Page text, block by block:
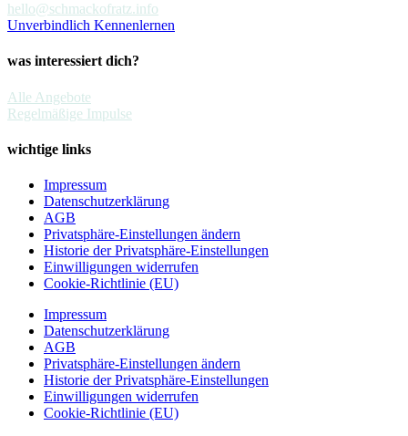
hello@schmackofratz.info
Unverbindlich Kennenlernen
was interessiert dich?
Alle Angebote
Regelmäßige Impulse
wichtige links
Impressum
Datenschutzerklärung
AGB
Privatsphäre-Einstellungen ändern
Historie der Privatsphäre-Einstellungen
Einwilligungen widerrufen
Cookie-Richtlinie (EU)
Impressum
Datenschutzerklärung
AGB
Privatsphäre-Einstellungen ändern
Historie der Privatsphäre-Einstellungen
Einwilligungen widerrufen
Cookie-Richtlinie (EU)